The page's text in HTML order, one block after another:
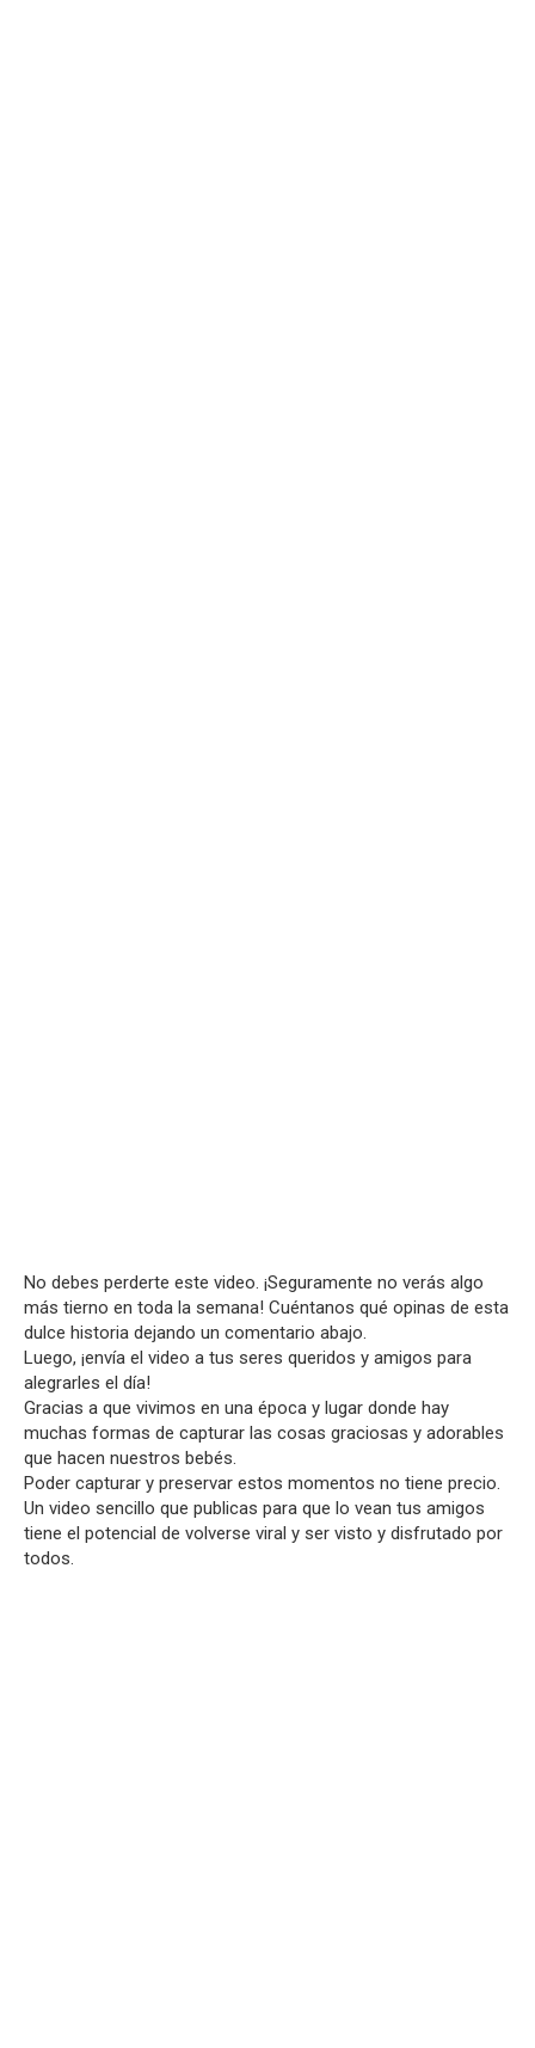
No debes perderte este video. ¡Seguramente no verás algo
más tierno en toda la semana! Cuéntanos qué opinas de esta
dulce historia dejando un comentario abajo.
Luego, ¡envía el video a tus seres queridos y amigos para
alegrarles el día!
Gracias a que vivimos en una época y lugar donde hay
muchas formas de capturar las cosas graciosas y adorables
que hacen nuestros bebés.
Poder capturar y preservar estos momentos no tiene precio.
Un video sencillo que publicas para que lo vean tus amigos
tiene el potencial de volverse viral y ser visto y disfrutado por
todos.